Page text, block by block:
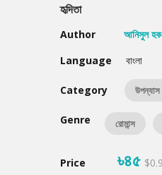
হৃদিতা
Author
আনিসুল হক
Language
বাংলা
Category উপন্যাস
Genre রোমান্স
Price ৳৪৫